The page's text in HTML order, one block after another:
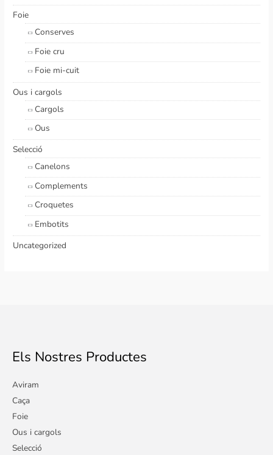
Foie
Conserves
Foie cru
Foie mi-cuit
Ous i cargols
Cargols
Ous
Selecció
Canelons
Complements
Croquetes
Embotits
Uncategorized
Els Nostres Productes
Aviram
Caça
Foie
Ous i cargols
Selecció